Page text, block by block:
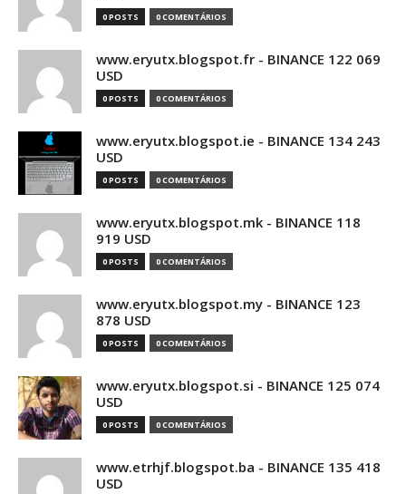
0 POSTS 0 COMENTÁRIOS
www.eryutx.blogspot.fr - BINANCE 122 069
USD
0 POSTS 0 COMENTÁRIOS
www.eryutx.blogspot.ie - BINANCE 134 243
USD
0 POSTS 0 COMENTÁRIOS
www.eryutx.blogspot.mk - BINANCE 118
919 USD
0 POSTS 0 COMENTÁRIOS
www.eryutx.blogspot.my - BINANCE 123
878 USD
0 POSTS 0 COMENTÁRIOS
www.eryutx.blogspot.si - BINANCE 125 074
USD
0 POSTS 0 COMENTÁRIOS
www.etrhjf.blogspot.ba - BINANCE 135 418
USD